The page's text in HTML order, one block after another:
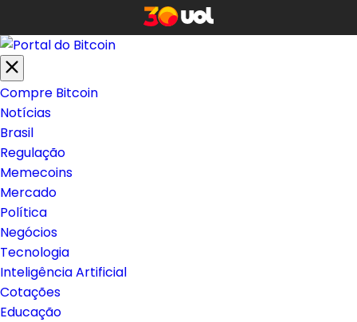
Compre Bitcoin
Notícias
Brasil
Regulação
Memecoins
Mercado
Política
Negócios
Tecnologia
Inteligência Artificial
Cotações
Educação